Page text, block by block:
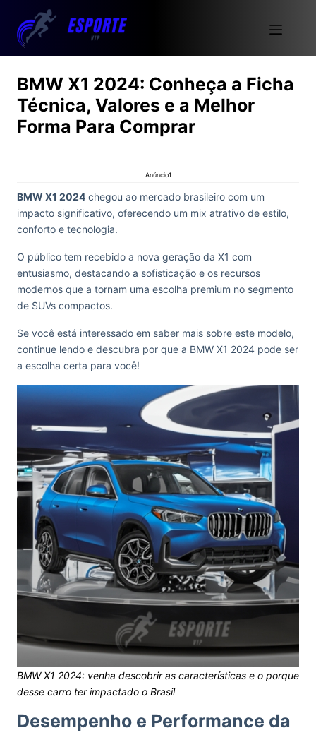
BMW X1 2024: Conheça a Ficha
Técnica, Valores e a Melhor
Forma Para Comprar
Anúncio1
BMW X1 2024 chegou ao mercado brasileiro com um
impacto significativo, oferecendo um mix atrativo de estilo,
conforto e tecnologia.
O público tem recebido a nova geração da X1 com
entusiasmo, destacando a sofisticação e os recursos
modernos que a tornam uma escolha premium no segmento
de SUVs compactos.
Se você está interessado em saber mais sobre este modelo,
continue lendo e descubra por que a BMW X1 2024 pode ser
a escolha certa para você!
BMW X1 2024: venha descobrir as características e o porque
desse carro ter impactado o Brasil
Desempenho e Performance da